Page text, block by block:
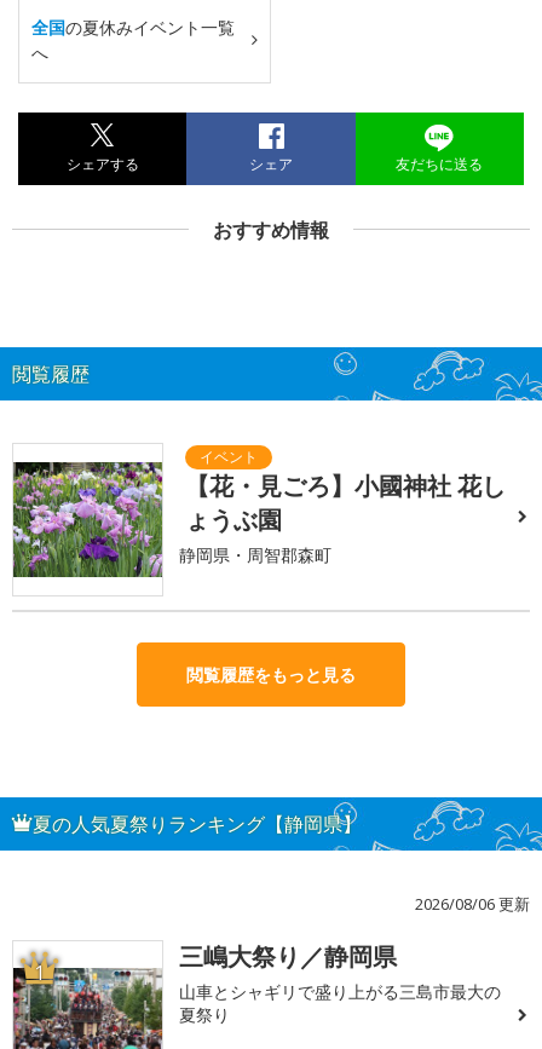
全国の夏休みイベント一覧
へ
シェアする シェア 友だちに送る
おすすめ情報
閲覧履歴
【花・見ごろ】小國神社 花し
ょうぶ園
静岡県・周智郡森町
閲覧履歴をもっと見る
夏の人気夏祭りランキング【静岡県】
2026/08/06 更新
1 三嶋大祭り／静岡県
山車とシャギリで盛り上がる三島市最大の
夏祭り